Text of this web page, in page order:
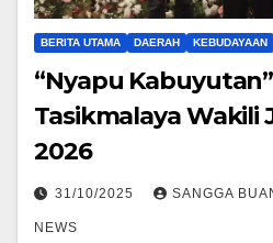
BERITA UTAMA DAERAH KEBUDAYAAN
“Nyapu
Tasikmalaya Wakili
2026
31/10/2025 SANGGA
NEWS